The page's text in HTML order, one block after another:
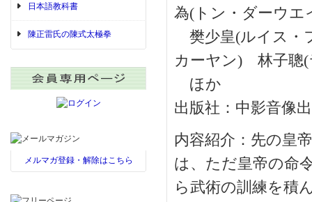
日本語教科書
陳正雷氏の陳式太極拳
メルマガ登録・解除はこちら
為(トン・ダーウ
樊少皇(ルイス・
カーヤン) 林子聰(
ほか
出版社：中影音像
内容紹介：先の皇
は、ただ皇帝の命
ら武術の訓練を積